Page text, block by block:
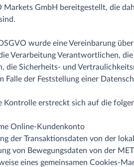
Markets GmbH bereitgestellt, die
wurde eine Vereinbarung
Verarbeitung Verantwortlichen,
die Sicherheits- und
Falle der Feststellung einer
Kontrolle erstreckt sich auf die
Online-Kundenkonto
der Transaktionsdaten von der
von Bewegungsdaten von der
eines gemeinsamen Cookies-